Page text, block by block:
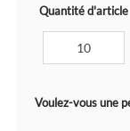
Quantité d'article
Voulez-vous une